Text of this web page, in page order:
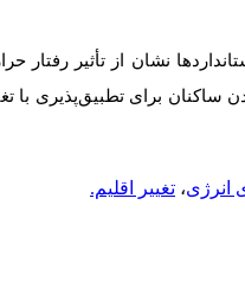
نشان از تأثیر رفتار
برای تطبیق‌پذیری با
انرژی، تغییر اقلیم.